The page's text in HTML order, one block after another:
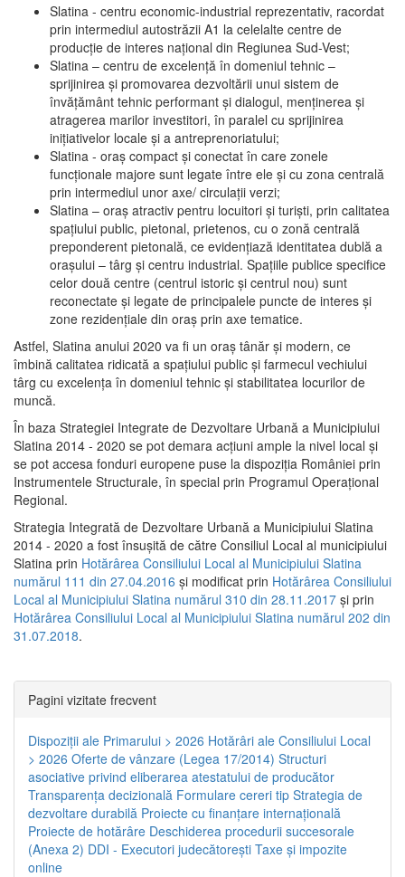
Slatina - centru economic-industrial reprezentativ, racordat
prin intermediul autostrăzii A1 la celelalte centre de
producţie de interes naţional din Regiunea Sud-Vest;
Slatina – centru de excelenţă în domeniul tehnic –
sprijinirea şi promovarea dezvoltării unui sistem de
învăţământ tehnic performant şi dialogul, menţinerea şi
atragerea marilor investitori, în paralel cu sprijinirea
iniţiativelor locale şi a antreprenoriatului;
Slatina - oraş compact şi conectat în care zonele
funcţionale majore sunt legate între ele şi cu zona centrală
prin intermediul unor axe/ circulații verzi;
Slatina – oraş atractiv pentru locuitori şi turişti, prin calitatea
spaţiului public, pietonal, prietenos, cu o zonă centrală
preponderent pietonală, ce evidenţiază identitatea dublă a
oraşului – târg şi centru industrial. Spaţiile publice specifice
celor două centre (centrul istoric şi centrul nou) sunt
reconectate şi legate de principalele puncte de interes şi
zone rezidenţiale din oraş prin axe tematice.
Astfel, Slatina anului 2020 va fi un oraş tânăr şi modern, ce
îmbină calitatea ridicată a spaţiului public şi farmecul vechiului
târg cu excelenţa în domeniul tehnic şi stabilitatea locurilor de
muncă.
În baza Strategiei Integrate de Dezvoltare Urbană a Municipiului
Slatina 2014 - 2020 se pot demara acţiuni ample la nivel local şi
se pot accesa fonduri europene puse la dispoziţia României prin
Instrumentele Structurale, în special prin Programul Operațional
Regional.
Strategia Integrată de Dezvoltare Urbană a Municipiului Slatina
2014 - 2020 a fost însuşită de către Consiliul Local al municipiului
Slatina prin Hotărârea Consiliului Local al Municipiului Slatina
numărul 111 din 27.04.2016 și modificat prin Hotărârea Consiliului
Local al Municipiului Slatina numărul 310 din 28.11.2017 și prin
Hotărârea Consiliului Local al Municipiului Slatina numărul 202 din
31.07.2018.
Pagini vizitate frecvent
Dispoziţii ale Primarului > 2026 Hotărâri ale Consiliului Local
> 2026 Oferte de vânzare (Legea 17/2014) Structuri
asociative privind eliberarea atestatului de producător
Transparenţa decizională Formulare cereri tip Strategia de
dezvoltare durabilă Proiecte cu finanţare internaţională
Proiecte de hotărâre Deschiderea procedurii succesorale
(Anexa 2) DDI - Executori judecătorești Taxe şi impozite
online